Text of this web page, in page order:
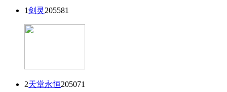
1剑灵 205581
2天堂永恒205071